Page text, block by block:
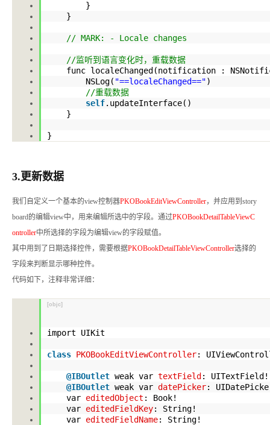
}
}
// MARK: - Locale changes
//监听到语言变化时，重载数据
func localeChanged(notification :
NSLog( "==localeChanged==")
//重载数据
self.updateInterface()
}
}
3.更新数据
我们自定义一个基本的view控制器PKOBookEditViewController，并应用到story
board的编辑view中，用来编辑所选中的字段。通过PKOBookDetailTableViewC
ontroller中所选择的字段为编辑view的字段赋值。
其中用到了日期选择控件，需要根据PKOBookDetailTableViewController选择的
字段来判断显示哪种控件。
代码如下，注释非常详细：
[objc]
import UIKit
class PKOBookEditViewController:
@IBOutlet weak var textField :
@IBOutlet weak var datePicker:
var editedObject : Book!
var editedFieldKey: String!
var editedFieldName: String!